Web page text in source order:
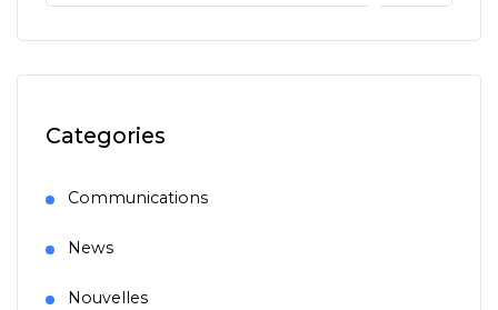
Categories
Communications
News
Nouvelles